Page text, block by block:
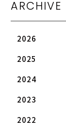
ARCHIVE
2026
2025
2024
2023
2022